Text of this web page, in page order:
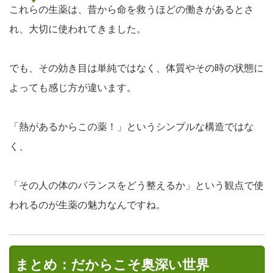
これらの生薬は、昔から命を救うほどの働きがあるとさ
れ、大切に使われてきました。
でも、その効き目は単純ではなく、体質やその時の状態に
よっても感じ方が違います。
「熱があるからこの薬！」というシンプルな構造ではな
く、
「その人の体のバランスをどう整えるか」という観点で使
われるのが生薬の魅力なんですね。
まとめ：だからこそ奥深い世界